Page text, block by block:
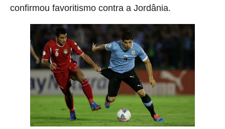
confirmou favoritismo contra a Jordânia.